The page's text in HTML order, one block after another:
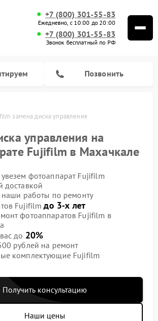
+7 (800) 301-55-83
Ежедневно, с 10:00 до 20:00
+7 (800) 301-55-83
Звонок бесплатный по РФ
Позвонить
замена диска управления
управления на
Fujifilm в Махачкале
фотоаппарат Fujifilm
доставкой
наши работы по ремонту
Fujifilmдо 3-х лет
фотоаппаратов Fujifilm в
до 20%
рублей на ремонт
комплектующие Fujifilm
Получить консультацию
Наши цены